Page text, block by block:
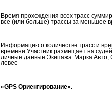
Время прохождения всех трасс
все (или больше) трассы за меньшее
Информацию о количестве трасс и
времени Участник размещает на
личные данные Экипажа: Марка Авто,
левее
«GPS Ориентирование».